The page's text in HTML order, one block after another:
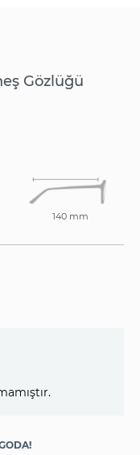
Gözlüğü
140 mm